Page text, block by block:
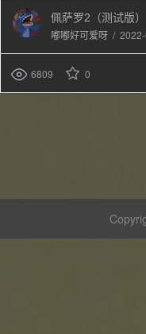
佩萨罗2（测试版）
嘟嘟好可爱呀 /
6809 0